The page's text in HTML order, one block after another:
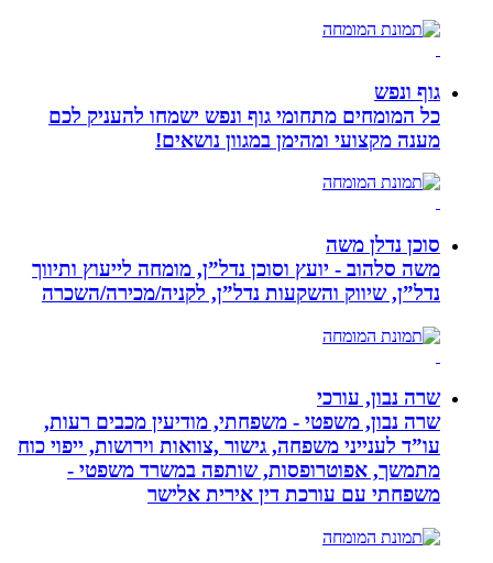
גוף ונפש
כל המומחים מתחומי גוף ונפש ישמחו להעניק לכם
מענה מקצועי ומהימן במגוון נושאים!
סוכן נדלן משה
משה סלהוב - יועץ וסוכן נדל”ן, מומחה לייעוץ ותיווך
נדל”ן, שיווק והשקעות נדל”ן, לקניה/מכירה/השכרה
שרה נבון, עורכי
שרה נבון, משפטי - משפחתי, מודיעין מכבים רעות,
עו”ד לענייני משפחה, גישור ,צוואות וירושות, ייפוי כוח
מתמשך, אפוטרופסות, שותפה במשרד משפטי -
משפחתי עם עורכת דין אירית אלישר